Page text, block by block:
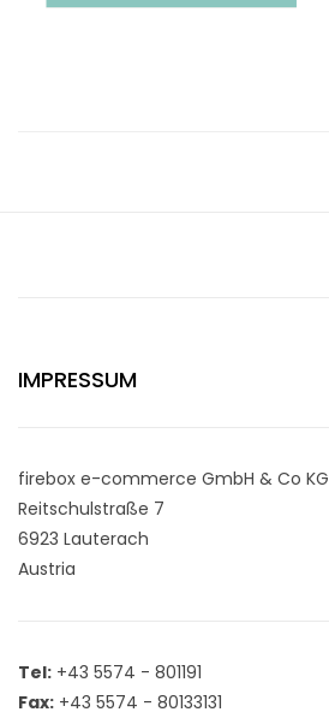
IMPRESSUM
firebox e-commerce GmbH & Co KG
Reitschulstraße 7
6923 Lauterach
Austria
Tel: +43 5574 - 801191
Fax: +43 5574 - 80133131